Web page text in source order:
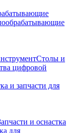
Столы и
цифровой
и запчасти для
и оснастка
для